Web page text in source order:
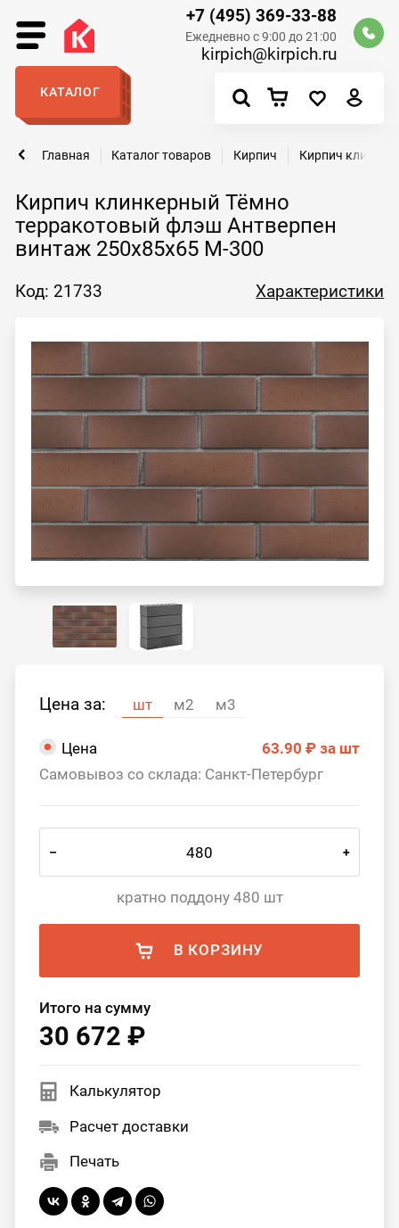
+7 (495) 369-33-88
Ежедневно с 9:00 до 21:00
kirpich@kirpich.ru
КАТАЛОГ
Кирпич клинкерный Тёмно
терракотовый флэш Антверпен
винтаж 250х85х65 М-300
Главная Каталог товаров Кирпич Кирпич
Код: 21733 Характеристики
Цена за: шт м2 м3
Цена 63.90 ₽ за шт
Самовывоз со склада: Санкт-Петербург
– +
кратно поддону 480 шт
В КОРЗИНУ
Итого на сумму
30 672 ₽
Калькулятор
Расчет доставки
Печать